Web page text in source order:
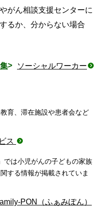
がん相談支援センターに
るか、分からない場合
ソーシャルワーカー
育、滞在施設や患者会など
ス
では小児がんの子どもの家族
する情報が掲載されていま
PON（ふぁみぽん）